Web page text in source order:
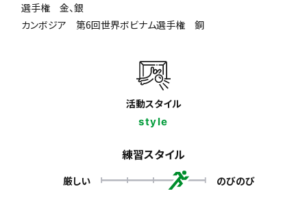
選手権 金、銀
カンボジア 第6回世界ボビナム選手権 銅
活動スタイル
style
練習スタイル
厳しい のびのび